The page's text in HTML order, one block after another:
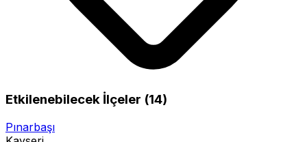
Etkilenebilecek İlçeler (14)
Pınarbaşı